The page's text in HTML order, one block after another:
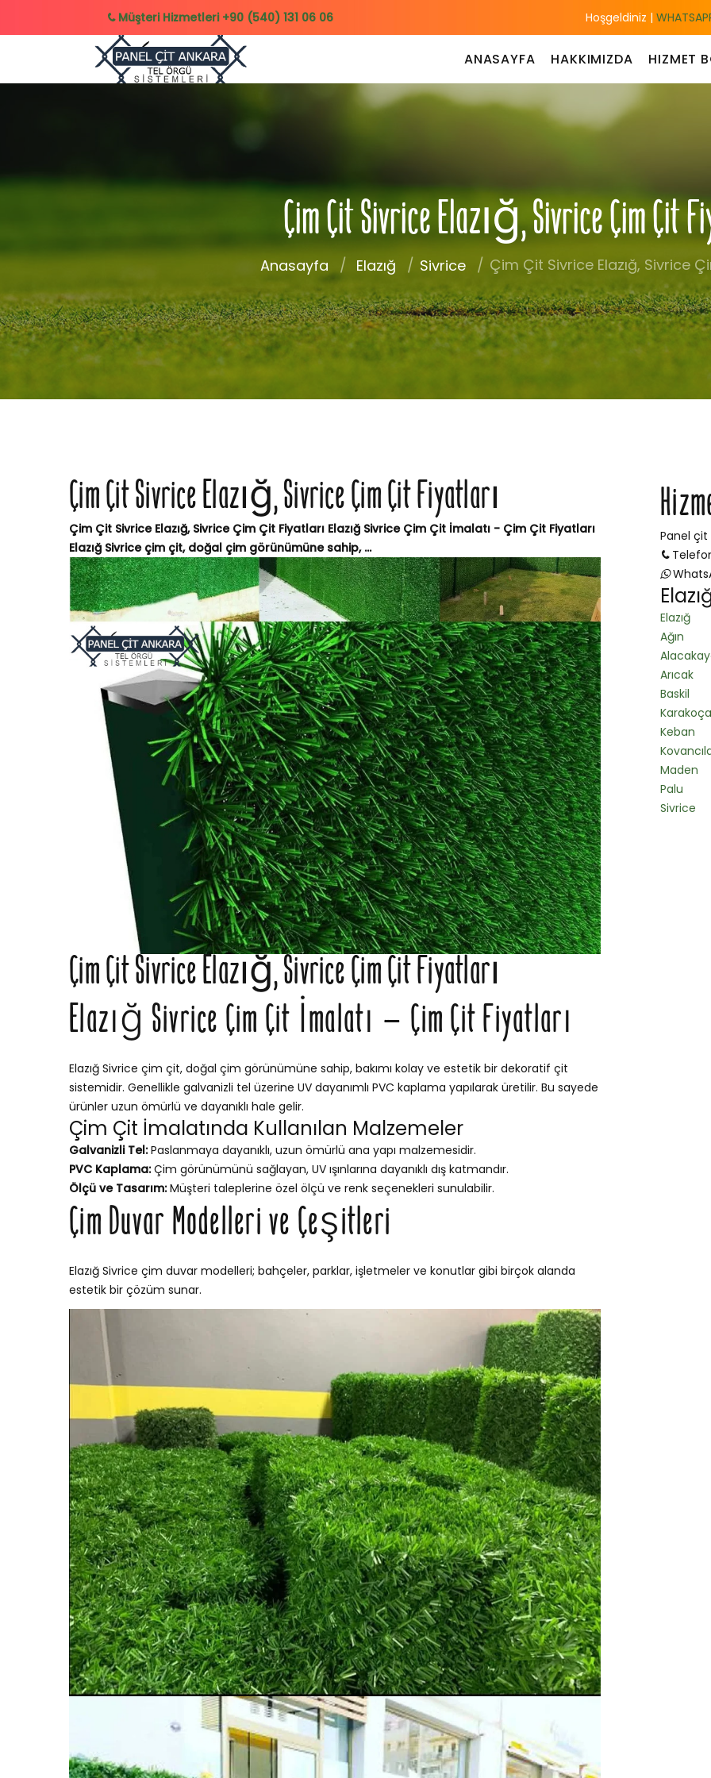
Müşteri Hizmetleri +90 (540) 131 06 06 Hoşgeldiniz |
ANASAYFA HAKKIMIZDA HIZMET
Çim Çit Sivrice Elazığ, Sivrice Çim Çit
Anasayfa Elazığ Sivrice Çim Çit Sivrice Elazığ, Sivrice
Panel çit
Elazığ
Ağın
Arıcak
Baskil
Keban
Maden
Palu
Sivrice
Çim Çit Sivrice Elazığ, Sivrice Çim Çit Fiyatları
Çim Çit Sivrice Elazığ, Sivrice Çim Çit Fiyatları Elazığ Sivrice Çim Çit İmalatı - Çim Çit Fiyatları
Elazığ Sivrice çim çit, doğal çim görünümüne sahip, ...
Çim Çit Sivrice Elazığ, Sivrice Çim Çit Fiyatları
Elazığ Sivrice Çim Çit İmalatı – Çim Çit Fiyatları
Elazığ Sivrice çim çit, doğal çim görünümüne sahip, bakımı kolay ve estetik bir dekoratif çit
sistemidir. Genellikle galvanizli tel üzerine UV dayanımlı PVC kaplama yapılarak üretilir. Bu sayede
ürünler uzun ömürlü ve dayanıklı hale gelir.
Çim Çit İmalatında Kullanılan Malzemeler
Galvanizli Tel:Paslanmaya dayanıklı, uzun ömürlü ana yapı malzemesidir.
PVC Kaplama:Çim görünümünü sağlayan, UV ışınlarına dayanıklı dış katmandır.
Ölçü ve Tasarım:Müşteri taleplerine özel ölçü ve renk seçenekleri sunulabilir.
Çim Duvar Modelleri ve Çeşitleri
Elazığ Sivrice çim duvar modelleri; bahçeler, parklar, işletmeler ve konutlar gibi birçok alanda
estetik bir çözüm sunar.